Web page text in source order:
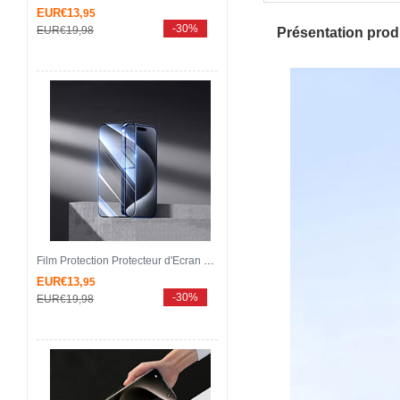
Présentation
EUR€13,95
EUR€19,98 -30%
Film Protection Protecteur d'Ecran Verre Trempe Integrale U06 pour Apple iPhone 14 Pro Max Noir
EUR€13,95
EUR€19,98 -30%